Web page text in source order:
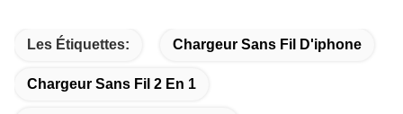
Les Étiquettes: Chargeur Sans Fil D'iphone
Chargeur Sans Fil 2 En 1